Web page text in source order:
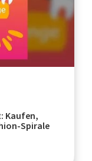
Kaufen,
Spirale